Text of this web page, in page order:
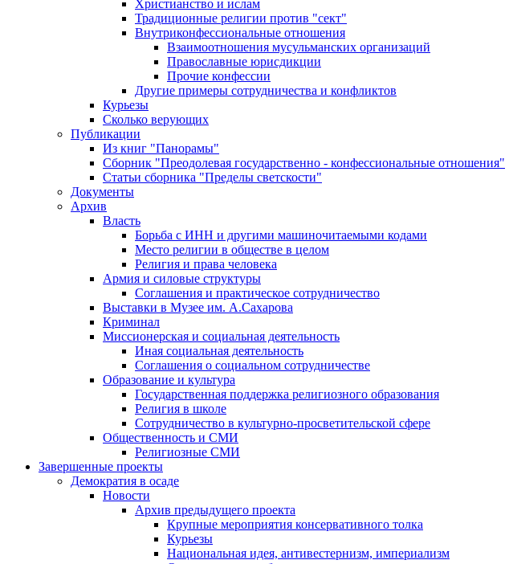
Христианство и ислам
Традиционные религии против "сект"
Внутриконфессиональные отношения
Взаимоотношения мусульманских организаций
Православные юрисдикции
Прочие конфессии
Другие примеры сотрудничества и конфликтов
Курьезы
Сколько верующих
Публикации
Из книг "Панорамы"
Сборник "Преодолевая государственно - конфессиональные отношения"
Статьи сборника "Пределы светскости"
Документы
Архив
Власть
Борьба с ИНН и другими машиночитаемыми кодами
Место религии в обществе в целом
Религия и права человека
Армия и силовые структуры
Соглашения и практическое сотрудничество
Выставки в Музее им. А.Сахарова
Криминал
Миссионерская и социальная деятельность
Иная социальная деятельность
Соглашения о социальном сотрудничестве
Образование и культура
Государственная поддержка религиозного образования
Религия в школе
Сотрудничество в культурно-просветительской сфере
Общественность и СМИ
Религиозные СМИ
Завершенные проекты
Демократия в осаде
Новости
Архив предыдущего проекта
Крупные мероприятия консервативного толка
Курьезы
Национальная идея, антивестернизм, империализм